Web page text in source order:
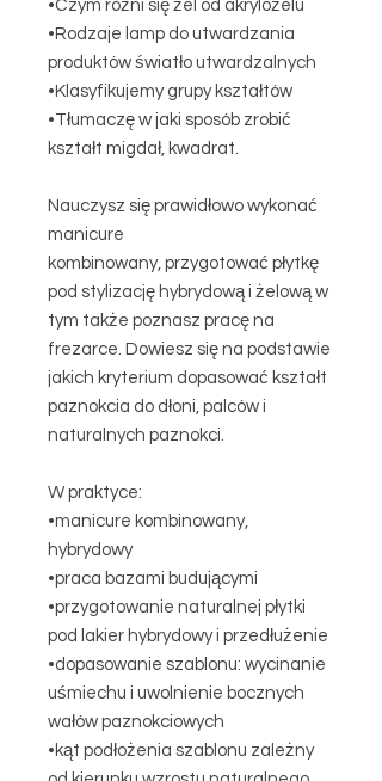
•Czym różni się żel od akrylożelu
•Rodzaje lamp do utwardzania
produktów światło utwardzalnych
•Klasyfikujemy grupy kształtów
•Tłumaczę w jaki sposób zrobić
kształt migdał, kwadrat.
Nauczysz się prawidłowo wykonać
manicure
kombinowany, przygotować płytkę
pod stylizację hybrydową i żelową w
tym także poznasz pracę na
frezarce. Dowiesz się na podstawie
jakich kryterium dopasować kształt
paznokcia do dłoni, palców i
naturalnych paznokci.
W praktyce:
•manicure kombinowany,
hybrydowy
•praca bazami budującymi
•przygotowanie naturalnej płytki
pod lakier hybrydowy i przedłużenie
•dopasowanie szablonu: wycinanie
uśmiechu i uwolnienie bocznych
wałów paznokciowych
•kąt podłożenia szablonu zależny